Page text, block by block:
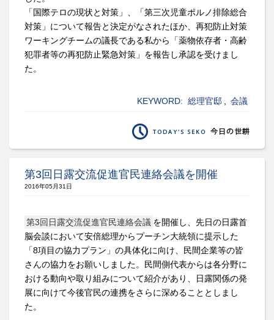
「国際テロの現状と対策」、「第三次児童ポルノ排除総合
対策」について報告と決定がなされたほか、再犯防止対策
ワーキングチームの議長である私から「薬物依存者・高齢
犯罪者等の再犯防止緊急対策」を報告し承認を受けまし
た。
KEYWORD: 総理官邸 会議
第3回日露交流促進官民連絡会議を開催
2016年05月31日
第3回日露交流促進官民連絡会議 を開催し、先日の日露首
脳会談において安倍総理からプーチン大統領に提示した
「8項目の協力プラン」の具体化に向け、民間企業等の皆
さんの協力をお願いしました。民間側代表からは各分野に
おける動向や取り組みについて紹介があり、日露関係の発
展に向けて今後官民の連携をさらに深めることとしまし
た。